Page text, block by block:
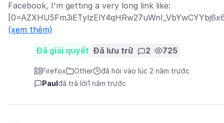
Facebook, I'm getting a very long link like:
(xem thêm)
Đã giải quyết Đã lưu trữ 2 725
Firefox Other
đã hỏi vào lúc 2 năm trước
Paul đã trả lời1 năm trước